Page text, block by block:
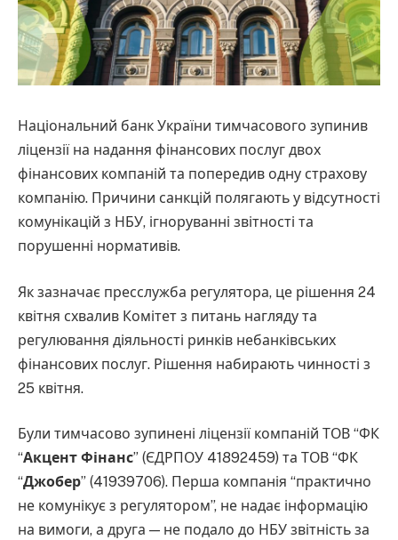
Національний банк України тимчасового зупинив
ліцензії на надання фінансових послуг двох
фінансових компаній та попередив одну страхову
компанію. Причини санкцій полягають у відсутності
комунікацій з НБУ, ігноруванні звітності та
порушенні нормативів.
Як зазначає пресслужба регулятора, це рішення 24
квітня схвалив Комітет з питань нагляду та
регулювання діяльності ринків небанківських
фінансових послуг. Рішення набирають чинності з
25 квітня.
Були тимчасово зупинені ліцензії компаній ТОВ “ФК
“Акцент Фінанс” (ЄДРПОУ 41892459) та ТОВ “ФК
“Джобер” (41939706). Перша компанія “практично
не комунікує з регулятором”, не надає інформацію
на вимоги, а друга — не подало до НБУ звітність за